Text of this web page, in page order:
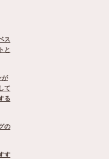
ス
と
が
て
る
の
す